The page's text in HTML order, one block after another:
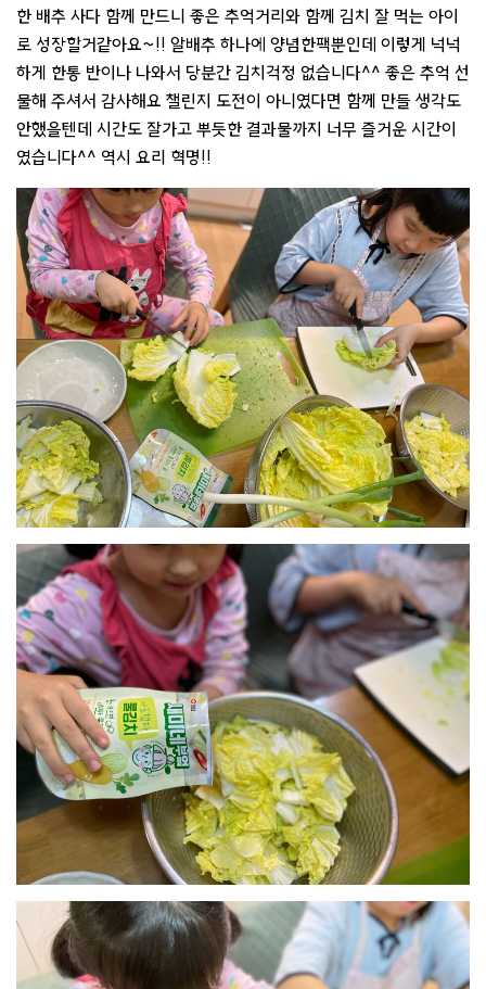
한 배추 사다 함께 만드니 좋은 추억거리와 함께 김치 잘 먹는 아이
로 성장할거같아요~!! 알배추 하나에 양념한팩뿐인데 이렇게 넉넉
하게 한통 반이나 나와서 당분간 김치걱정 없습니다^^ 좋은 추억 선
물해 주셔서 감사해요 챌린지 도전이 아니였다면 함께 만들 생각도
안했을텐데 시간도 잘가고 뿌듯한 결과물까지 너무 즐거운 시간이
였습니다^^ 역시 요리 혁명!!